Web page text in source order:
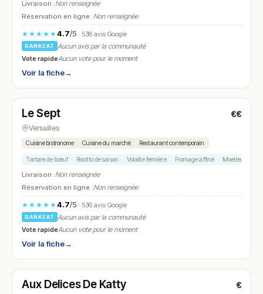
Livraison :Non renseignée
Réservation en ligne :Non renseignée
★★★★★4.7/5· 538 avis Google
RANKEAT
Aucun avis par la communauté
Vote rapideAucun vote pour le moment
Voir la fiche→
N° 13
Le Sept €€
Versailles
Cuisine bistronome Cuisine du marché Restaurant contemporain
Tartare de bœuf Risotto de saison Volaille fermière Fromage affiné Moelleux
Livraison :Non renseignée
Réservation en ligne :Non renseignée
★★★★★4.7/5· 536 avis Google
RANKEAT
Aucun avis par la communauté
Vote rapideAucun vote pour le moment
Voir la fiche→
N° 14
Aux Delices De Katty €